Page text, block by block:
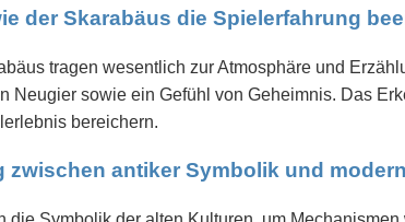
der Skarabäus die Spielerfahrung
tragen wesentlich zur Atmosphäre und
Neugier sowie ein Gefühl von Geheimnis. Das
bereichern.
zwischen antiker Symbolik und